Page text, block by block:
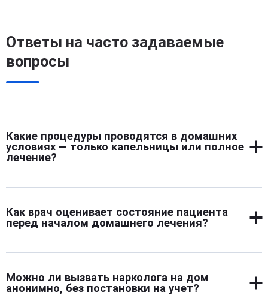
Ответы на часто задаваемые
вопросы
Какие процедуры проводятся в домашних
условиях — только капельницы или полное
лечение?
На дому проводят не только капельницы. Врач
контролирует реакцию организма. При необходимости
подключает поддержку для сна, давления, нервной
медицинская помощь, а не разовая процедура.
Как врач оценивает состояние пациента
перед началом домашнего лечения?
Осмотр начинается с беседы и оценки внешних
температуру, уровень сознания. Иногда применяются
экспресс-тесты, чтобы определить тип вещества.
Можно ли вызвать нарколога на дом
анонимно, без постановки на учет?